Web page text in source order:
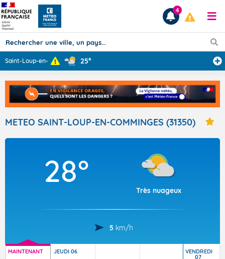
Prévisions
TOUS LES RÉSULTATS
Articles
4
Saint-Loup-en-C... 25°
METEO SAINT-LOUP-EN-COMMINGES (31350)
28°
Très nuageux
5 km/h
MAINTENANT JEUDI 06 VENDREDI
07